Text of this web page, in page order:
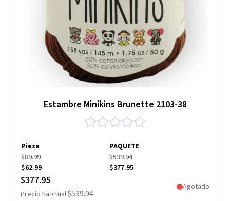
Estambre Minikins Brunette 2103-38
Pieza
PAQUETE
$89.99
$62.99
$539.94
$377.95
Precio especial
$377.95
Precio habitual$539.94
Agotado